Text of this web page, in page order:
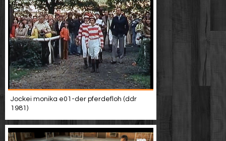
Jockei monika e01-der pferdefloh (ddr
1981)